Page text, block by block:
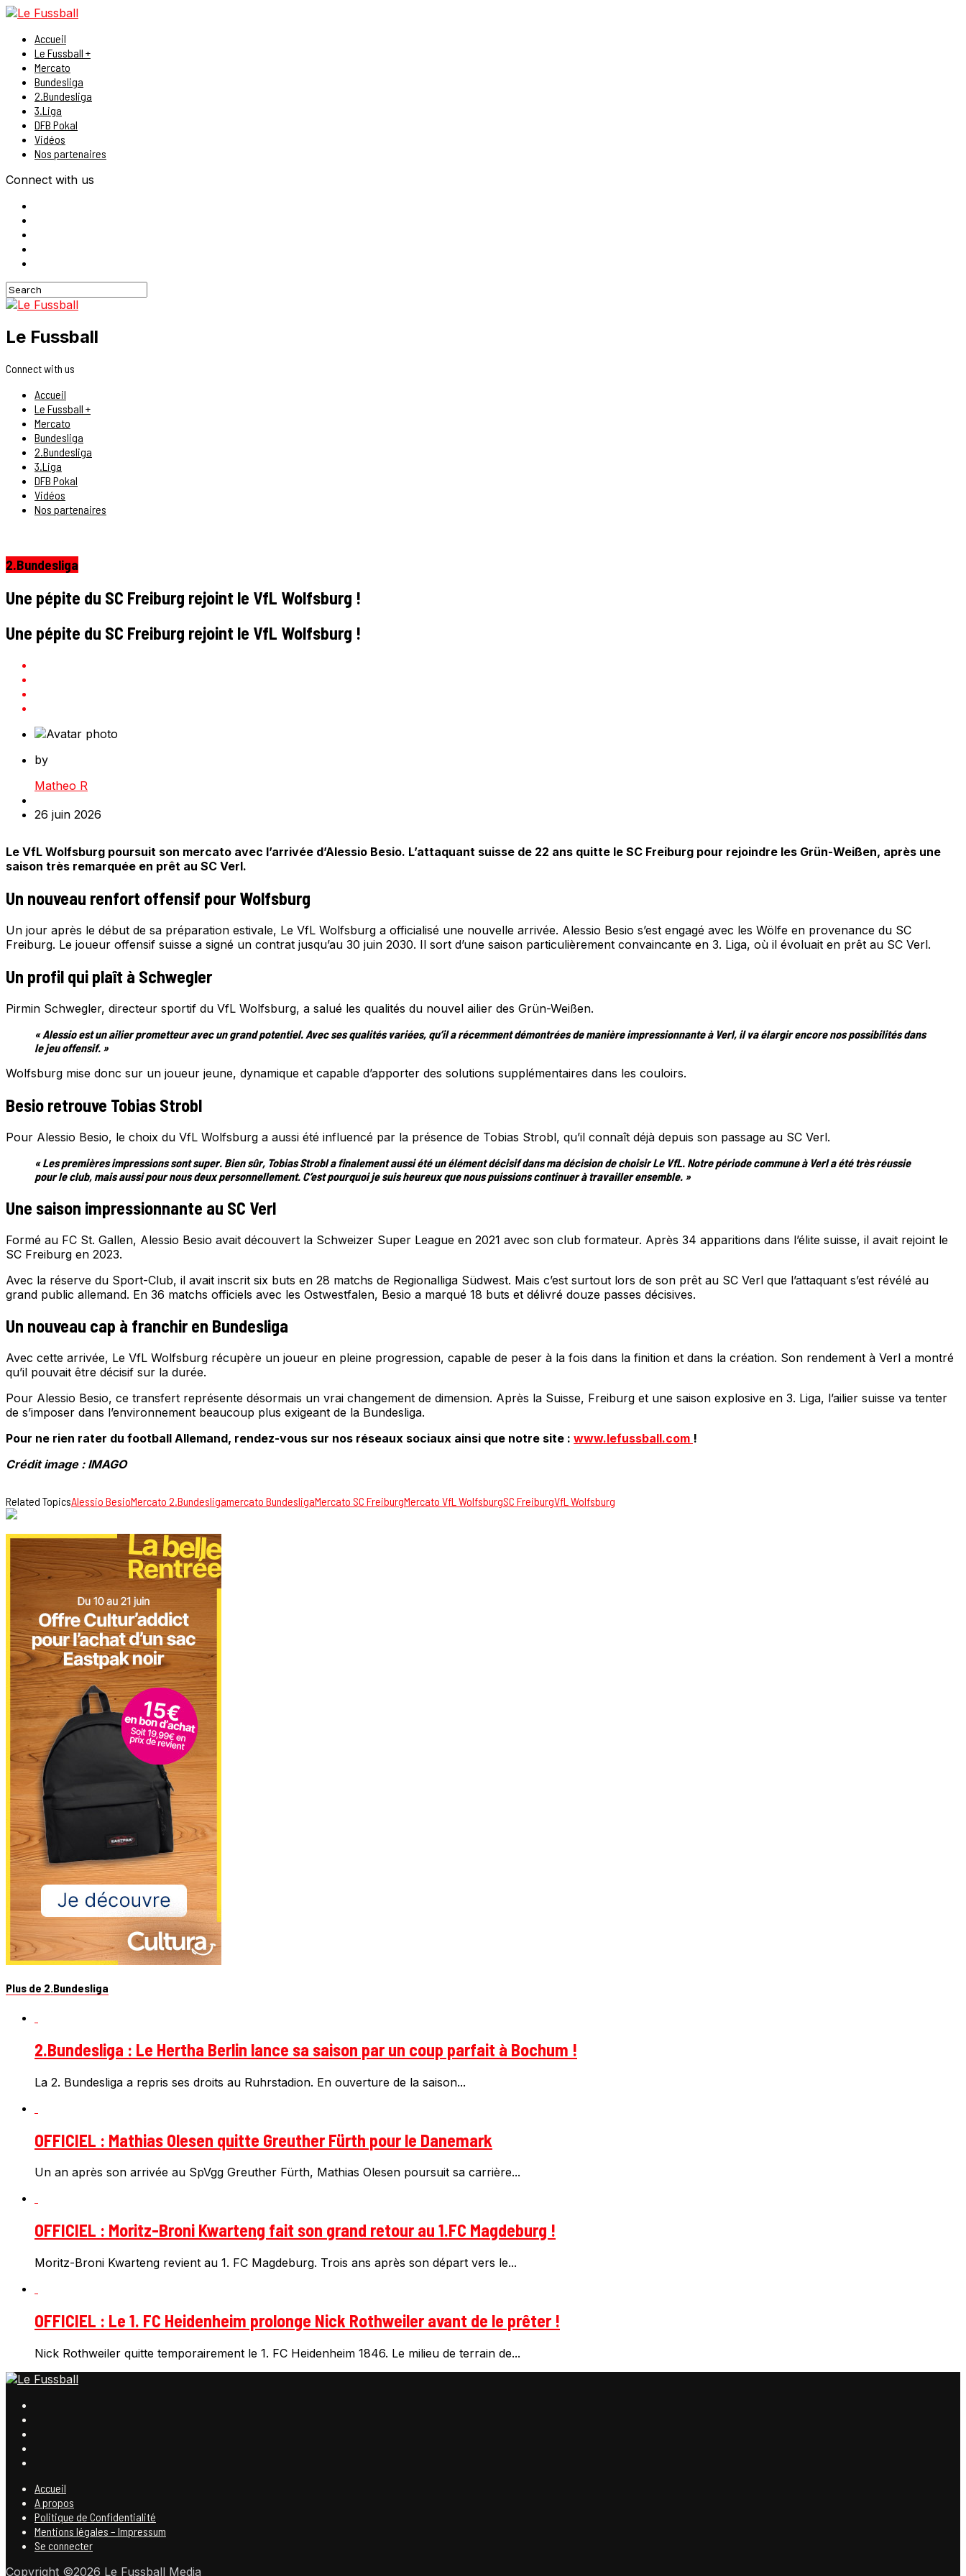
Accueil
Le Fussball +
Mercato
Bundesliga
2.Bundesliga
3.Liga
DFB Pokal
Vidéos
Nos partenaires
Connect with us
Le Fussball
Connect with us
Accueil
Le Fussball +
Mercato
Bundesliga
2.Bundesliga
3.Liga
DFB Pokal
Vidéos
Nos partenaires
2.Bundesliga
Une pépite du SC Freiburg rejoint le VfL Wolfsburg !
Une pépite du SC Freiburg rejoint le VfL Wolfsburg !
by
Matheo R
26 juin 2026
Le VfL Wolfsburg poursuit son mercato avec l’arrivée d’Alessio Besio. L’attaquant suisse de 22 ans quitte le SC Freiburg pour rejoindre les Grün-Weißen, après une
saison très remarquée en prêt au SC Verl.
Un nouveau renfort offensif pour Wolfsburg
Un jour après le début de sa préparation estivale, Le VfL Wolfsburg a officialisé une nouvelle arrivée. Alessio Besio s’est engagé avec les Wölfe en provenance du SC
Freiburg. Le joueur offensif suisse a signé un contrat jusqu’au 30 juin 2030. Il sort d’une saison particulièrement convaincante en 3. Liga, où il évoluait en prêt au SC Verl.
Un profil qui plaît à Schwegler
Pirmin Schwegler, directeur sportif du VfL Wolfsburg, a salué les qualités du nouvel ailier des Grün-Weißen.
« Alessio est un ailier prometteur avec un grand potentiel. Avec ses qualités variées, qu’il a récemment démontrées de manière impressionnante à Verl, il va élargir encore nos possibilités dans
le jeu offensif. »
Wolfsburg mise donc sur un joueur jeune, dynamique et capable d’apporter des solutions supplémentaires dans les couloirs.
Besio retrouve Tobias Strobl
Pour Alessio Besio, le choix du VfL Wolfsburg a aussi été influencé par la présence de Tobias Strobl, qu’il connaît déjà depuis son passage au SC Verl.
« Les premières impressions sont super. Bien sûr, Tobias Strobl a finalement aussi été un élément décisif dans ma décision de choisir Le VfL. Notre période commune à Verl a été très réussie
pour le club, mais aussi pour nous deux personnellement. C’est pourquoi je suis heureux que nous puissions continuer à travailler ensemble. »
Une saison impressionnante au SC Verl
Formé au FC St. Gallen, Alessio Besio avait découvert la Schweizer Super League en 2021 avec son club formateur. Après 34 apparitions dans l’élite suisse, il avait rejoint le
SC Freiburg en 2023.
Avec la réserve du Sport-Club, il avait inscrit six buts en 28 matchs de Regionalliga Südwest. Mais c’est surtout lors de son prêt au SC Verl que l’attaquant s’est révélé au
grand public allemand. En 36 matchs officiels avec les Ostwestfalen, Besio a marqué 18 buts et délivré douze passes décisives.
Un nouveau cap à franchir en Bundesliga
Avec cette arrivée, Le VfL Wolfsburg récupère un joueur en pleine progression, capable de peser à la fois dans la finition et dans la création. Son rendement à Verl a montré
qu’il pouvait être décisif sur la durée.
Pour Alessio Besio, ce transfert représente désormais un vrai changement de dimension. Après la Suisse, Freiburg et une saison explosive en 3. Liga, l’ailier suisse va tenter
de s’imposer dans l’environnement beaucoup plus exigeant de la Bundesliga.
Pour ne rien rater du football Allemand, rendez-vous sur nos réseaux sociaux ainsi que notre site : www.lefussball.com !
Crédit image : IMAGO
Related TopicsAlessio BesioMercato 2.Bundesligamercato BundesligaMercato SC FreiburgMercato VfL WolfsburgSC FreiburgVfL Wolfsburg
Plus de 2.Bundesliga
2.Bundesliga : Le Hertha Berlin lance sa saison par un coup parfait à Bochum !
La 2. Bundesliga a repris ses droits au Ruhrstadion. En ouverture de la saison...
OFFICIEL : Mathias Olesen quitte Greuther Fürth pour le Danemark
Un an après son arrivée au SpVgg Greuther Fürth, Mathias Olesen poursuit sa carrière...
OFFICIEL : Moritz-Broni Kwarteng fait son grand retour au 1.FC Magdeburg !
Moritz-Broni Kwarteng revient au 1. FC Magdeburg. Trois ans après son départ vers le...
OFFICIEL : Le 1. FC Heidenheim prolonge Nick Rothweiler avant de le prêter !
Nick Rothweiler quitte temporairement le 1. FC Heidenheim 1846. Le milieu de terrain de...
Accueil
A propos
Politique de Confidentialité
Mentions légales – Impressum
Se connecter
Copyright ©2026 Le Fussball Media